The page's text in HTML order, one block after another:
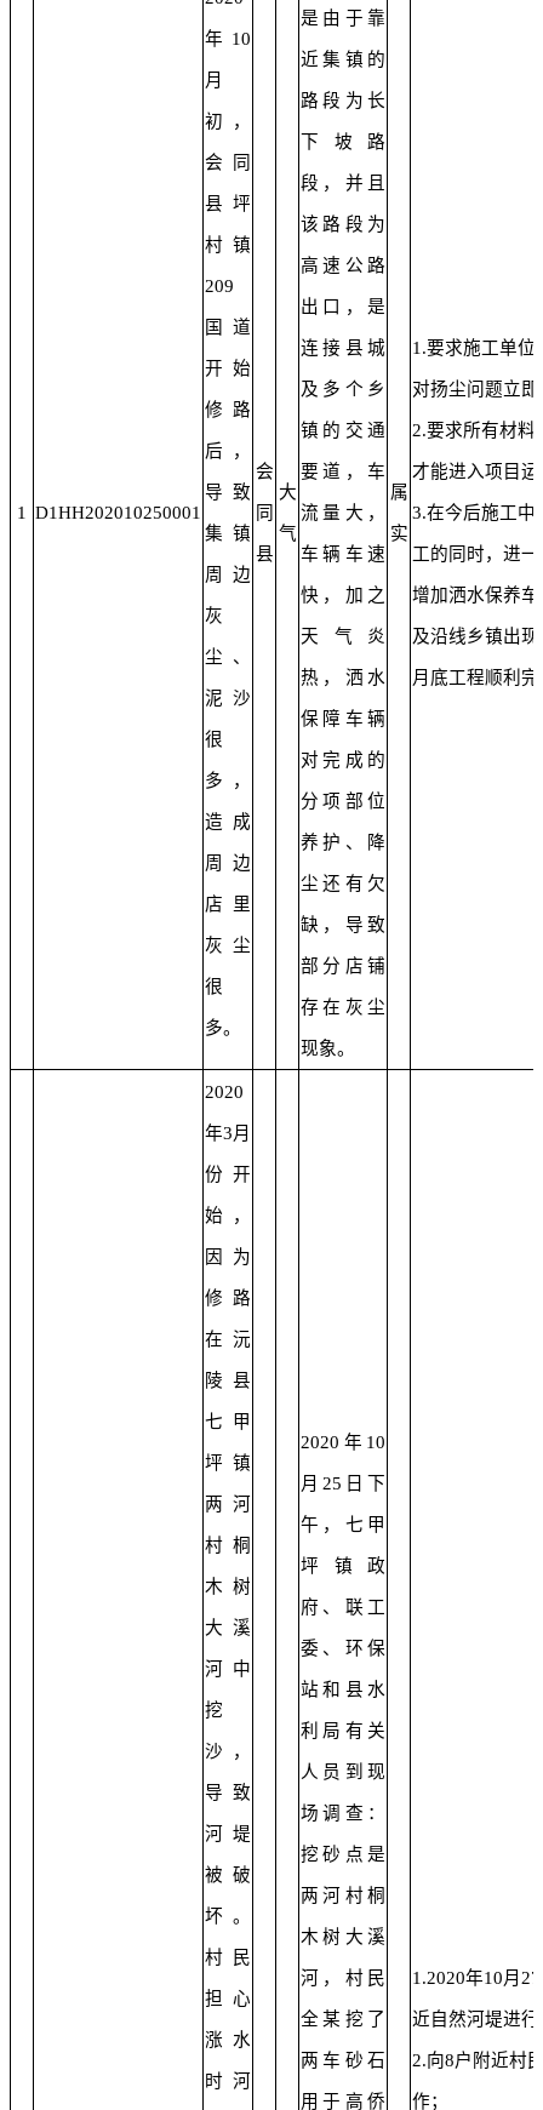
1 D1HH202010250001
年10
月
初，
会同
县坪
村镇
209
国道
开始
修路
后，
导致
集镇
周边
灰
尘、
泥沙
很
多，
造成
周边
店里
灰尘
很
多。
会
同
县
大
气
是由于靠
近集镇的
路段为长
下坡路
段，并且
该路段为
高速公路
出口，是
连接县城
及多个乡
镇的交通
要道，车
流量大，
车辆车速
快，加之
天气炎
热，洒水
保障车辆
对完成的
分项部位
养护、降
尘还有欠
缺，导致
部分店铺
存在灰尘
现象。
属
实
1.要求施工单位
对扬尘问题立
2.要求所有材料
才能进入项目
3.在今后施工中
工的同时，进
增加洒水保养
及沿线乡镇出
月底工程顺利
2020
年3月
份开
始，
因为
修路
在沅
陵县
七甲
坪镇
两河
村桐
木树
大溪
河中
挖
沙，
导致
河堤
被破
坏。
村民
担心
涨水
时河
2020年10
月25日下
午，七甲
坪镇政
府、联工
委、环保
站和县水
利局有关
人员到现
场调查：
挖砂点是
两河村桐
木树大溪
河，村民
全某挖了
两车砂石
用于高侨
1.2020年10月
近自然河堤进
2.向8户附近村
作；